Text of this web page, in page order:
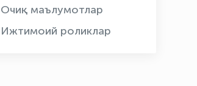
Очиқ маълумотлар
Ижтимоий роликлар